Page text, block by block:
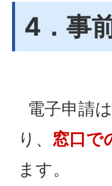
4．事
電子申請
り、 窓口で
ます。